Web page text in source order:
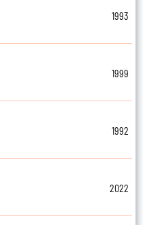
1993
1999
1992
2022